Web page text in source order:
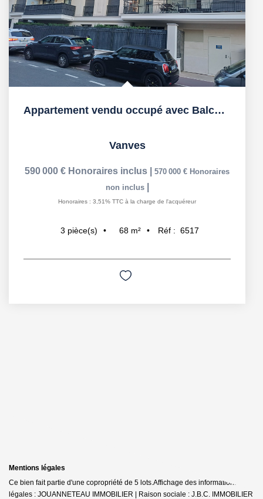
Appartement vendu occupé avec Balcon cave et Box inclus !
Vanves
590 000 € Honoraires inclus 570 000 € Honoraires
non inclus
Honoraires : 3,51% TTC à la charge de l'acquéreur
3 pièce(s) 68 m² Réf : 6517
Mentions légales
Ce bien fait partie d'une copropriété de 5 lots.Affichage des informations
légales : JOUANNETEAU IMMOBILIER | Raison sociale : J.B.C. IMMOBILIER